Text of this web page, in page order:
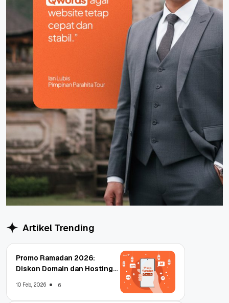
Artikel Trending
Promo Ramadan 2026:
Diskon Domain dan Hosting
10 Feb, 2026 6